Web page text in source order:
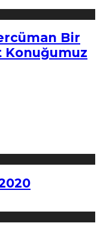
Bir
Konuğumuz